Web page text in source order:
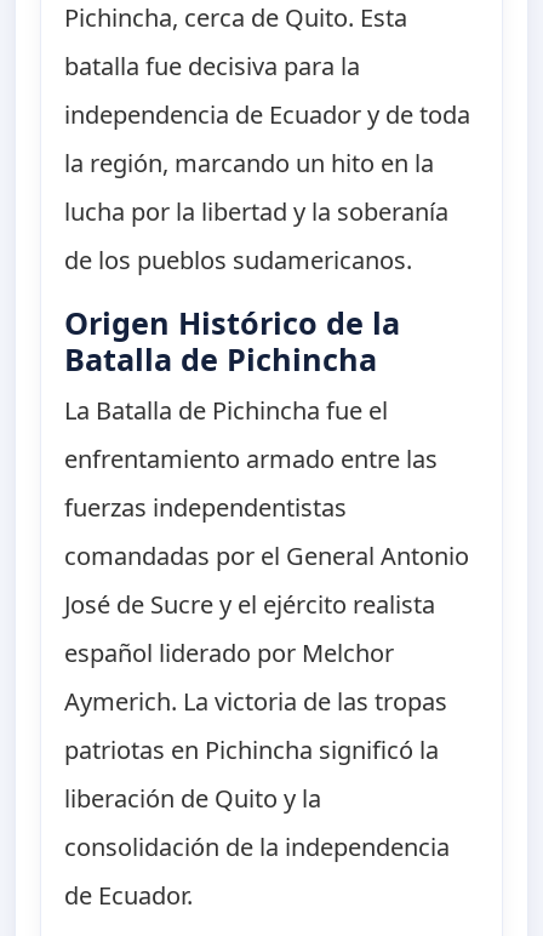
Pichincha, cerca de Quito. Esta
batalla fue decisiva para la
independencia de Ecuador y de toda
la región, marcando un hito en la
lucha por la libertad y la soberanía
de los pueblos sudamericanos.
Origen Histórico de la
Batalla de Pichincha
La Batalla de Pichincha fue el
enfrentamiento armado entre las
fuerzas independentistas
comandadas por el General Antonio
José de Sucre y el ejército realista
español liderado por Melchor
Aymerich. La victoria de las tropas
patriotas en Pichincha significó la
liberación de Quito y la
consolidación de la independencia
de Ecuador.